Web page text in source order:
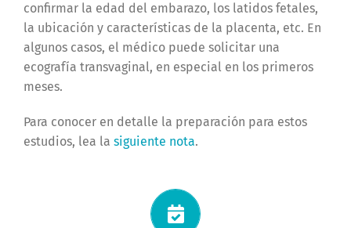
confirmar la edad del embarazo, los latidos fetales,
la ubicación y características de la placenta, etc. En
algunos casos, el médico puede solicitar una
ecografía transvaginal, en especial en los primeros
meses.
Para conocer en detalle la preparación para estos
estudios, lea la siguiente nota.